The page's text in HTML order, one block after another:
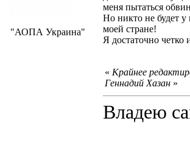
"АОПА Украина"
меня пытаться
Но никто не будет у
моей стране!
Я достаточно
« Крайнее
Геннадий Хазан »
Владею
L-